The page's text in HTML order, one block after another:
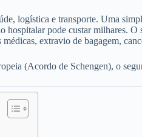
logística e transporte. Uma
hospitalar pode custar milhares.
extravio de bagagem,
(Acordo de Schengen), o